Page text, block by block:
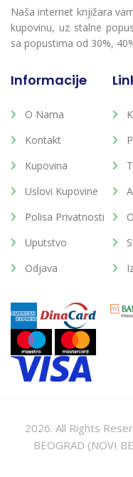
Naša internet knjižara
kupovinu, uz stalne
sa popustima od 30%,
Informacije
O Nama
Kontakt
Kupovina
Uslovi Kupovine
Polisa Privatnosti
Uputstvo
Odjava
2026. All Rights
BEOGRAD (NOVI